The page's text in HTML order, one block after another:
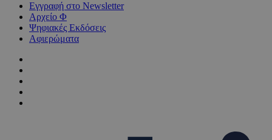
Εγγραφή στο Newsletter
Αρχείο Φ
Ψηφιακές Εκδόσεις
Αφιερώματα